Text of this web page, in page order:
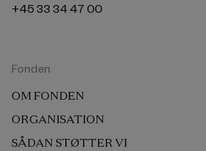
+45 33 34 47 00
Fonden
OM FONDEN
ORGANISATION
SÅDAN STØTTER VI